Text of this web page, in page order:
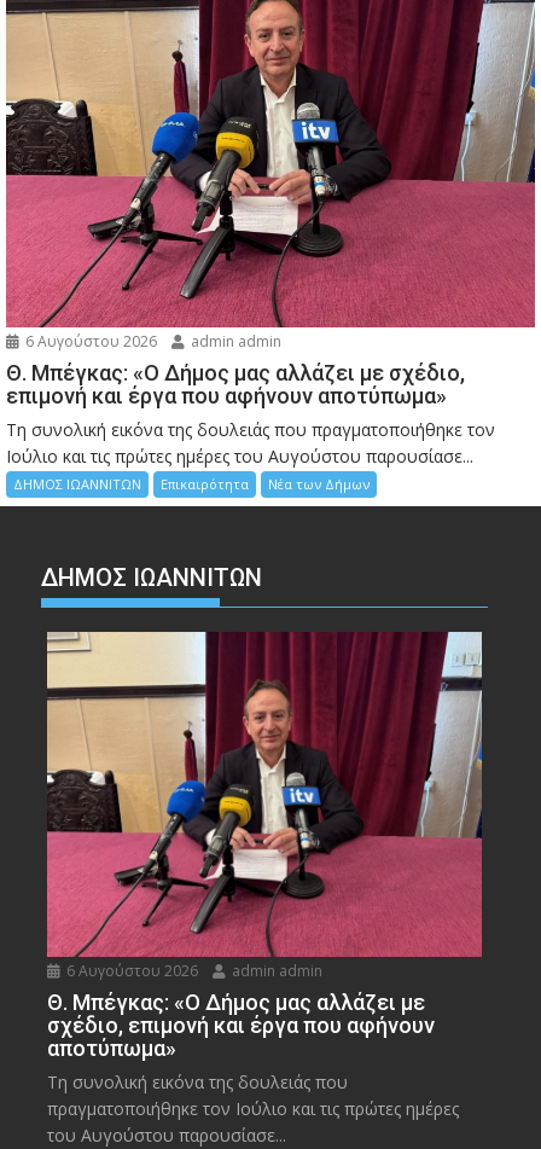
6 Αυγούστου 2026 admin admin
Θ. Μπέγκας: «Ο Δήμος μας αλλάζει με σχέδιο,
επιμονή και έργα που αφήνουν αποτύπωμα»
Τη συνολική εικόνα της δουλειάς που πραγματοποιήθηκε τον
Ιούλιο και τις πρώτες ημέρες του Αυγούστου παρουσίασε...
ΔΗΜΟΣ ΙΩΑΝΝΙΤΩΝ Επικαιρότητα Νέα των Δήμων
ΔΗΜΟΣ ΙΩΑΝΝΙΤΩΝ
6 Αυγούστου 2026 admin admin
Θ. Μπέγκας: «Ο Δήμος μας αλλάζει με
σχέδιο, επιμονή και έργα που αφήνουν
αποτύπωμα»
Τη συνολική εικόνα της δουλειάς που
πραγματοποιήθηκε τον Ιούλιο και τις πρώτες ημέρες
του Αυγούστου παρουσίασε...